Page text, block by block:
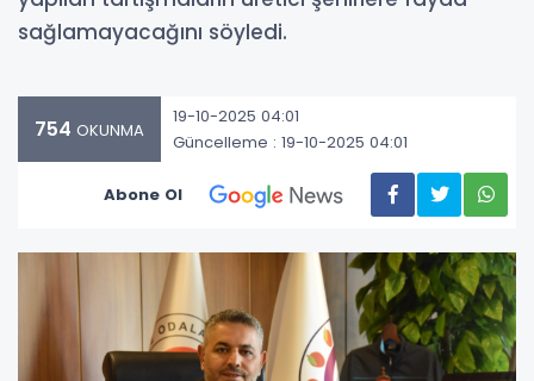
sağlamayacağını söyledi.
754 OKUNMA
19-10-2025 04:01
Güncelleme : 19-10-2025 04:01
Abone Ol